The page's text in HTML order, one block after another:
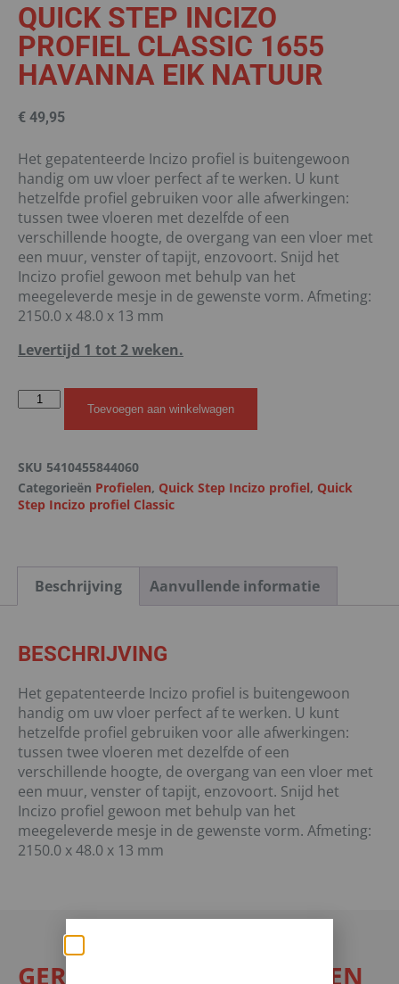
QUICK STEP INCIZO
PROFIEL CLASSIC 1655
HAVANNA EIK NATUUR
€ 49,95
Het gepatenteerde Incizo profiel is buitengewoon
handig om uw vloer perfect af te werken. U kunt
hetzelfde profiel gebruiken voor alle afwerkingen:
tussen twee vloeren met dezelfde of een
verschillende hoogte, de overgang van een vloer met
een muur, venster of tapijt, enzovoort. Snijd het
Incizo profiel gewoon met behulp van het
meegeleverde mesje in de gewenste vorm. Afmeting:
2150.0 x 48.0 x 13 mm
Levertijd 1 tot 2 weken.
Toevoegen aan winkelwagen
SKU 5410455844060
Categorieën Profielen, Quick Step Incizo profiel, Quick
Step Incizo profiel Classic
Beschrijving Aanvullende informatie
BESCHRIJVING
Het gepatenteerde Incizo profiel is buitengewoon
handig om uw vloer perfect af te werken. U kunt
hetzelfde profiel gebruiken voor alle afwerkingen:
tussen twee vloeren met dezelfde of een
verschillende hoogte, de overgang van een vloer met
een muur, venster of tapijt, enzovoort. Snijd het
Incizo profiel gewoon met behulp van het
meegeleverde mesje in de gewenste vorm. Afmeting:
2150.0 x 48.0 x 13 mm
GERELATEERDE PRODUCTEN